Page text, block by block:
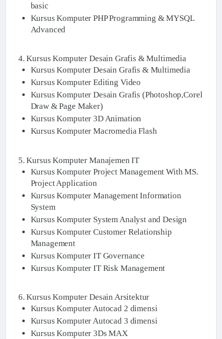
basic
Kursus Komputer PHP Programming & MYSQL
Advanced
4. Kursus Komputer Desain Grafis & Multimedia
Kursus Komputer Desain Grafis & Multimedia
Kursus Komputer Editing Video
Kursus Komputer Desain Grafis (Photoshop,Corel
Draw & Page Maker)
Kursus Komputer 3D Animation
Kursus Komputer Macromedia Flash
5. Kursus Komputer Manajemen IT
Kursus Komputer Project Management With MS.
Project Application
Kursus Komputer Management Information
System
Kursus Komputer System Analyst and Design
Kursus Komputer Customer Relationship
Management
Kursus Komputer IT Governance
Kursus Komputer IT Risk Management
6. Kursus Komputer Desain Arsitektur
Kursus Komputer Autocad 2 dimensi
Kursus Komputer Autocad 3 dimensi
Kursus Komputer 3Ds MAX